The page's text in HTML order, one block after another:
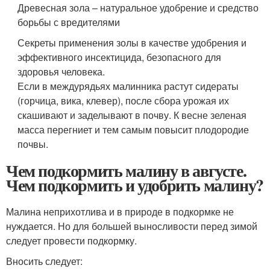
Древесная зола – натуральное удобрение и средство
борьбы с вредителями
Секреты применения золы в качестве удобрения и
эффективного инсектицида, безопасного для
здоровья человека.
Если в междурядьях малинника растут сидераты
(горчица, вика, клевер), после сбора урожая их
скашивают и заделывают в почву. К весне зеленая
масса перегниет и тем самым повысит плодородие
почвы.
Чем подкормить малину в августе.
Чем подкормить и удобрить малину?
Малина неприхотлива и в природе в подкормке не
нуждается. Но для большей выносливости перед зимой
следует провести подкормку.
Вносить следует: